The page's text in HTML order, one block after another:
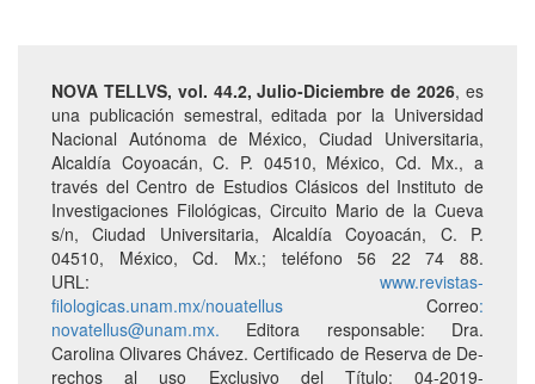
NOVA TELLVS, vol. 44.2, Julio-Diciembre de 2026, es
una publi­cación semestral, editada por la Universidad
Nacional Autónoma de México, Ciudad Universitaria,
Alcaldía Coyoacán, C. P. 04510, México, Cd. Mx., a
través del Centro de Estudios Clásicos del Instituto de
Investigaciones Filológicas, Circuito Mario de la Cueva
s/n, Ciudad Universitaria, Alcaldía Coyoacán, C. P.
04510, México, Cd. Mx.; teléfono 56 22 74 88.
URL: www.revistas-
filologicas.unam.mx/nouatellus Correo:
novatellus@unam.mx. Editora responsable: Dra.
Carolina Olivares Chávez. Certificado de Reserva de De­
rechos al uso Exclusivo del Título: 04-2019-